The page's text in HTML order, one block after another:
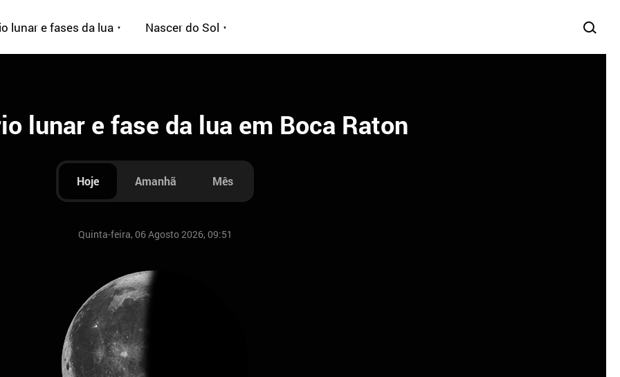
lunar e fases da lua Nascer do Sol
lunar e fase da lua em Boca Raton
Hoje Amanhã Mês
Quinta-feira, 06 Agosto 2026, 09:51